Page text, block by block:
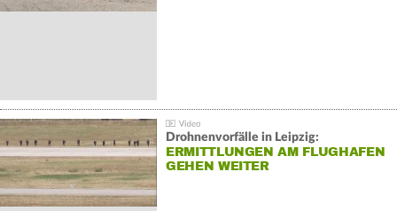
Drohnenvorfälle in Leipzig:
ERMITTLUNGEN AM FLUGHAFEN
GEHEN WEITER